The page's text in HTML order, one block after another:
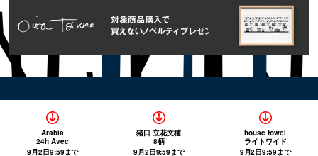
Arabia
24h Avec
9月2日9:59まで
猪口 立花文穂
8柄
9月2日9:59まで
house towel
ライトワイド
9月2日9:59まで